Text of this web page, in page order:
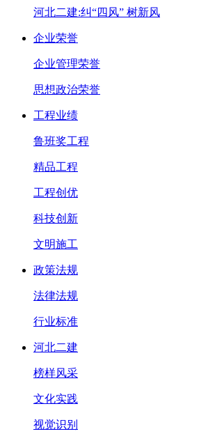
河北二建:纠“四风” 树新风
企业荣誉
企业管理荣誉
思想政治荣誉
工程业绩
鲁班奖工程
精品工程
工程创优
科技创新
文明施工
政策法规
法律法规
行业标准
河北二建
榜样风采
文化实践
视觉识别